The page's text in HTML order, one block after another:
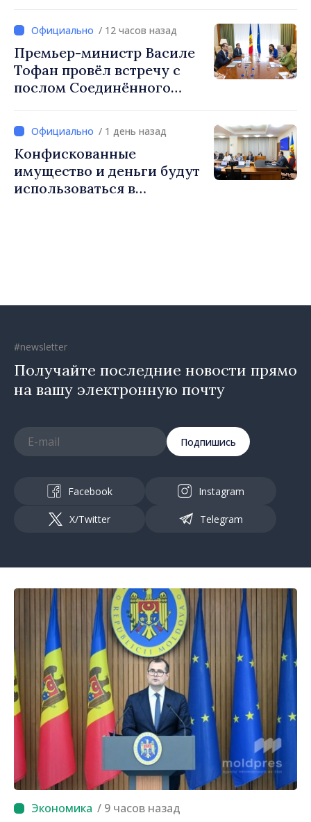
2027 год
/ 12 часов назад
Премьер-министр Василе
Тофан провёл встречу с
послом Соединённого
Великобритании и
Северной Ирландии Ферн
Хорин
/ 1 день назад
Конфискованные
имущество и деньги будут
использоваться в
#newsletter
Получайте последние новости прямо
на вашу электронную почту
Подпишись
Facebook Instagram
X/Twitter Telegram
/ 9 часов назад